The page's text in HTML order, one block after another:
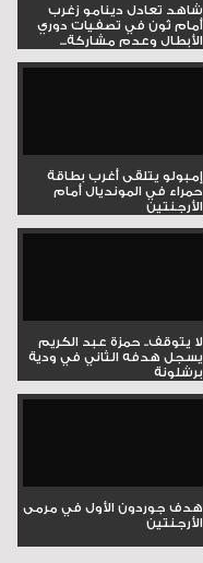
شاهد تعادل دينامو زغرب
أمام ثون في تصفيات دوري
الأبطال وعدم مشاركة...
إمبولو يتلقى أغرب بطاقة
حمراء في المونديال أمام
الأرجنتين
لا يتوقف.. حمزة عبد الكريم
يسجل هدفه الثاني في ودية
برشلونة
هدف جوردون الأول في مرمى
الأرجنتين